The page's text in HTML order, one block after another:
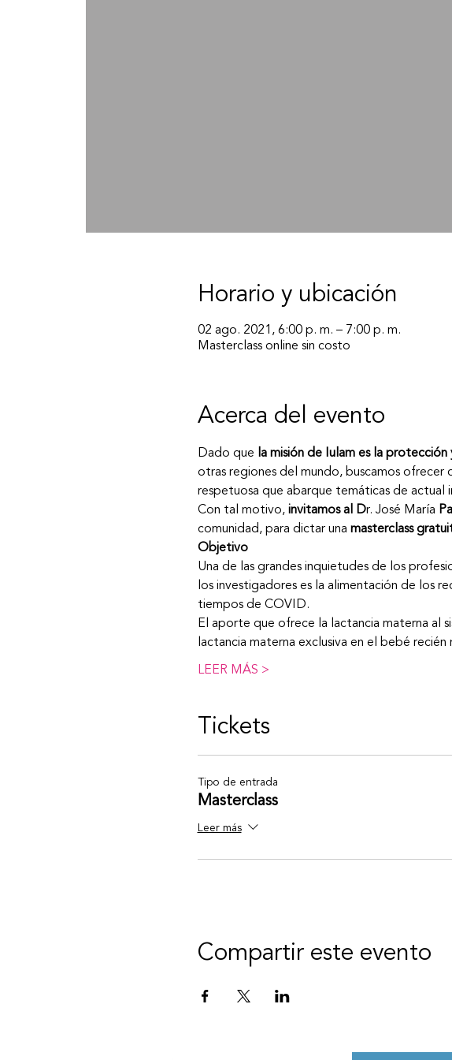
Horario y ubicación
02 ago. 2021, 6:00 p. m. – 7:00 p. m.
Masterclass online sin costo
Acerca del evento
Dado que la misión de Iulam es la
otras regiones del mundo, buscamos ofrecer
respetuosa que abarque temáticas de actual
Con tal motivo, invitamos al Dr. José María
comunidad, para dictar una masterclass
Objetivo
Una de las grandes inquietudes de los
los investigadores es la alimentación de los
tiempos de COVID.
El aporte que ofrece la lactancia materna al
lactancia materna exclusiva en el bebé
LEER MÁS >
Tickets
Tipo de entrada
Masterclass
Leer más
Compartir este evento